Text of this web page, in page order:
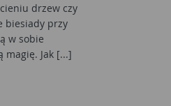
drzew czy
biesiady przy
w sobie
magię. Jak [...]